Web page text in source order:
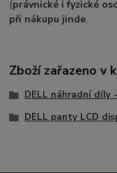
(právnické i fyzické
při nákupu jinde.
Zboží zařazeno v
DELL náhradní díly
DELL panty LCD